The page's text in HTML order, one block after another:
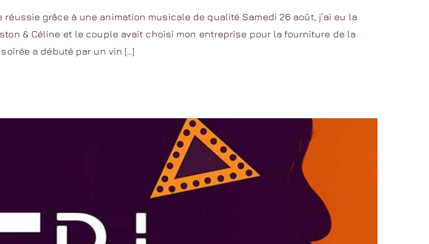
grâce à une animation musicale de qualité Samedi 26 août, j’ai eu la
& Céline et le couple avait choisi mon entreprise pour la fourniture de la
a débuté par un vin […]